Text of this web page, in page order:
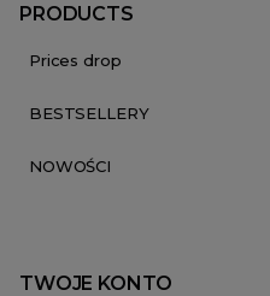
PRODUCTS
Prices drop
BESTSELLERY
NOWOŚCI
TWOJE KONTO